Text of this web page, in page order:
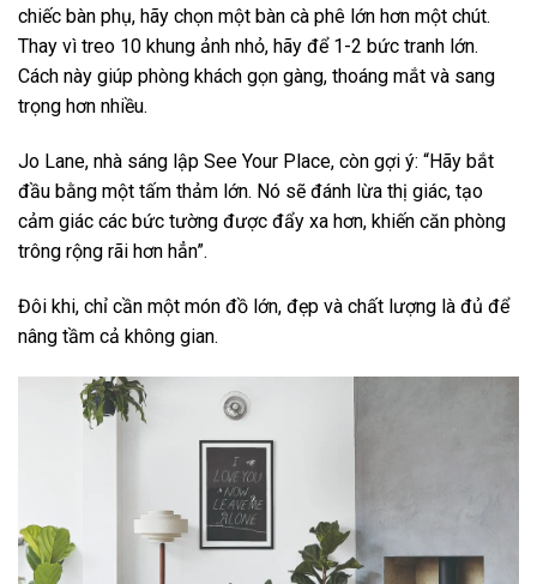
chiếc bàn phụ, hãy chọn một bàn cà phê lớn hơn một chút.
Thay vì treo 10 khung ảnh nhỏ, hãy để 1-2 bức tranh lớn.
Cách này giúp phòng khách gọn gàng, thoáng mắt và sang
trọng hơn nhiều.
Jo Lane, nhà sáng lập See Your Place, còn gợi ý: “Hãy bắt
đầu bằng một tấm thảm lớn. Nó sẽ đánh lừa thị giác, tạo
cảm giác các bức tường được đẩy xa hơn, khiến căn phòng
trông rộng rãi hơn hẳn”.
Đôi khi, chỉ cần một món đồ lớn, đẹp và chất lượng là đủ để
nâng tầm cả không gian.